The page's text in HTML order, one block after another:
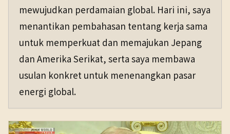
mewujudkan perdamaian global. Hari ini, saya
menantikan pembahasan tentang kerja sama
untuk memperkuat dan memajukan Jepang
dan Amerika Serikat, serta saya membawa
usulan konkret untuk menenangkan pasar
energi global.